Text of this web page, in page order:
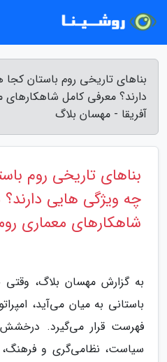
بناهای تاریخی روم باستان
دارند؟ معرفی کامل شاهکارهای
آفریقا - مهسان بلاگ
بناهای تاریخی روم
چه ویژگی هایی
شاهکارهای معماری
به گزارش مهسان بلاگ،
باستانی به میان می‌آید،
فهرست قرار می‌گیرد. درخشش
سیاست، نظامی‌گری و فرهنگ،